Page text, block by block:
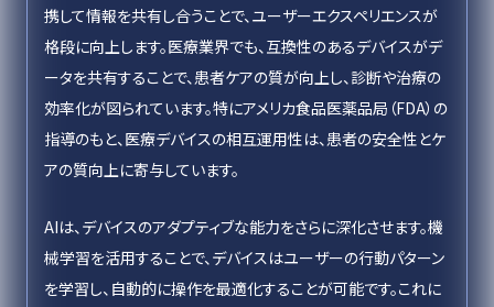
携して情報を共有し合うことで、ユーザーエクスペリエンスが
格段に向上します。医療業界でも、互換性のあるデバイスがデ
ータを共有することで、患者ケアの質が向上し、診断や治療の
効率化が図られています。特にアメリカ食品医薬品局（FDA）の
指導のもと、医療デバイスの相互運用性は、患者の安全性とケ
アの質向上に寄与しています。
AIは、デバイスのアダプティブな能力をさらに深化させます。機
械学習を活用することで、デバイスはユーザーの行動パターン
を学習し、自動的に操作を最適化することが可能です。これに